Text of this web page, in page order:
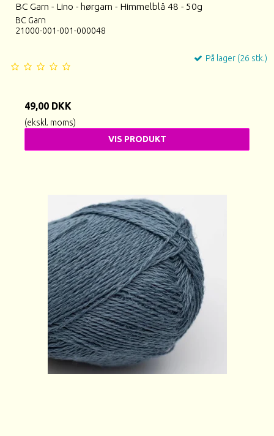
BC Garn - Lino - hørgarn - Himmelblå 48 - 50g
BC Garn
21000-001-001-000048
På lager (26 stk.)
49,00 DKK
(ekskl. moms)
VIS PRODUKT